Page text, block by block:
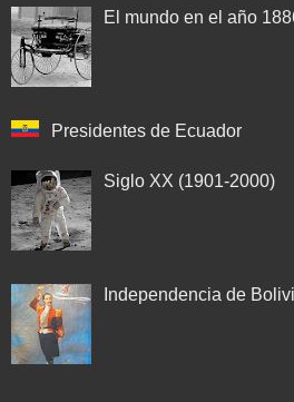
El mundo en el año
Presidentes de Ecuador
Siglo XX (1901-2000)
Independencia de